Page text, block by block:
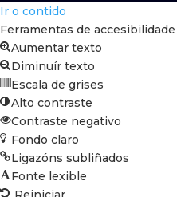
Ir o contido
Ferramentas de accesibilidade
Aumentar texto
Diminuír texto
Escala de grises
Alto contraste
Contraste negativo
Fondo claro
Ligazóns subliñados
Fonte lexible